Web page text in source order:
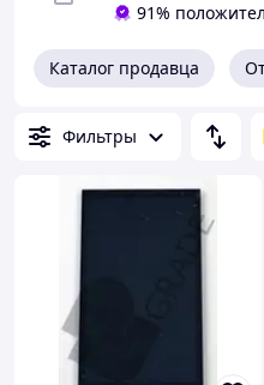
91%
Каталог продавца
Фильтры